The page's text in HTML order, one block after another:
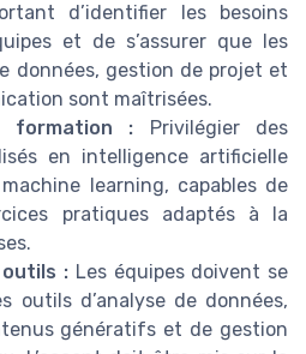
d’identifier les besoins
et de s’assurer que les
données, gestion de projet et
sont maîtrisées.
formation : Privilégier des
en intelligence artificielle
learning, capables de
pratiques adaptés à la
: Les équipes doivent se
outils d’analyse de données,
génératifs et de gestion